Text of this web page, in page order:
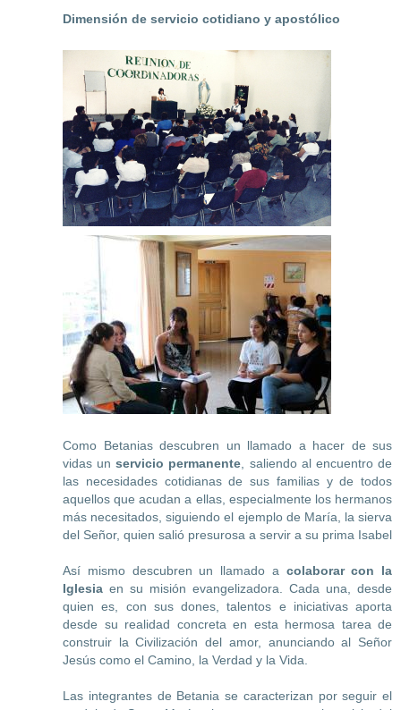
Dimensión de servicio cotidiano y apostólico
Como Betanias descubren un llamado a hacer de sus
vidas unservicio permanente, saliendo al encuentro de
las necesidades cotidianas de sus familias y de todos
aquellos que acudan a ellas, especialmente los hermanos
más necesitados, siguiendo el ejemplo de María, la sierva
del Señor, quien salió presurosa a servir a su prima Isabel
Así mismo descubren un llamado a colaborar con la
Iglesia en su misión evangelizadora. Cada una, desde
quien es, con sus dones, talentos e iniciativas aporta
desde su realidad concreta en esta hermosa tarea de
construir la Civilización del amor, anunciando al Señor
Jesús como el Camino, la Verdad y la Vida.
Las integrantes de Betania se caracterizan por seguir el